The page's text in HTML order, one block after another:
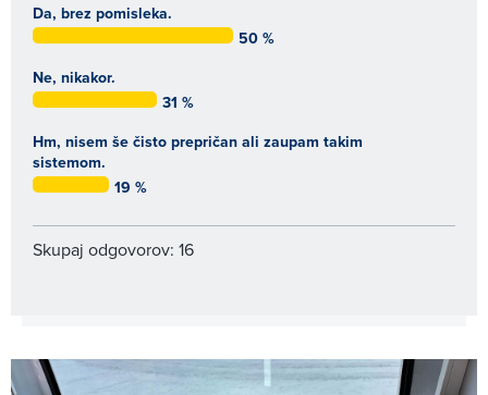
Da, brez pomisleka.
50 %
Ne, nikakor.
31 %
Hm, nisem še čisto prepričan ali zaupam takim
sistemom.
19 %
Skupaj odgovorov: 16